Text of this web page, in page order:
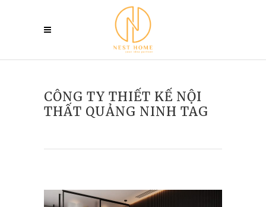
CÔNG TY THIẾT KẾ NỘI
THẤT QUẢNG NINH TAG